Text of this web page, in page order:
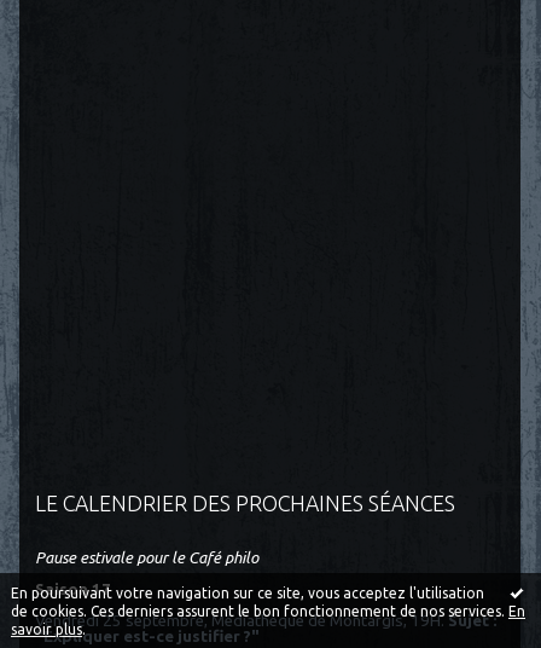
En poursuivant votre navigation sur ce site, vous acceptez l'utilisation
de cookies. Ces derniers assurent le bon fonctionnement de nos services. En
savoir plus.
LE CALENDRIER DES PROCHAINES SÉANCES
Pause estivale pour le Café philo
Saison 17
Vendredi 25 septembre, Médiathèque de Montargis, 19H.Sujet :
"Expliquer est-ce justifier ?"